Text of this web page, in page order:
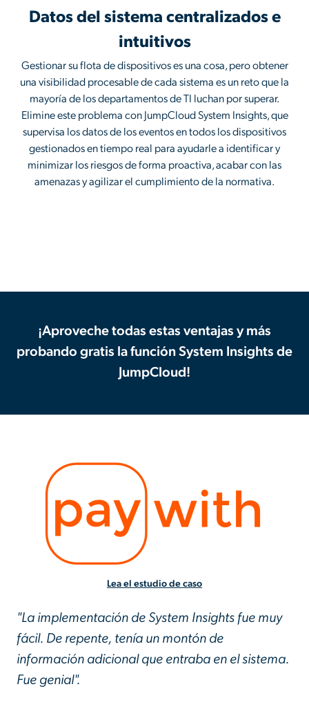
Datos del sistema centralizados e
intuitivos
Gestionar su flota de dispositivos es una cosa, pero obtener
una visibilidad procesable de cada sistema es un reto que la
mayoría de los departamentos de TI luchan por superar.
Elimine este problema con JumpCloud System Insights, que
supervisa los datos de los eventos en todos los dispositivos
gestionados en tiempo real para ayudarle a identificar y
minimizar los riesgos de forma proactiva, acabar con las
amenazas y agilizar el cumplimiento de la normativa.
¡Aproveche todas estas ventajas y más
probando gratis la función System Insights de
JumpCloud!
Lea el estudio de caso
"La implementación de System Insights fue muy
fácil. De repente, tenía un montón de
información adicional que entraba en el sistema.
Fue genial".